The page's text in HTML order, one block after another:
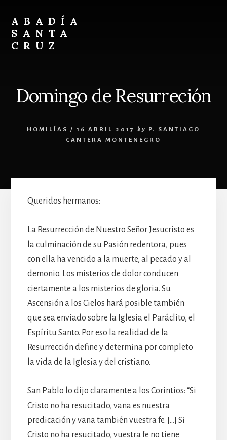
content
footer
ABADÍA
SANTA
CRUZ
Domingo de Resurreción
HOMILÍAS / 16 ABRIL 2017 by
P. SANTIAGO
CANTERA MONTENEGRO
Queridos hermanos:
La Resurrección de Nuestro Señor Jesucristo es
la culminación de su Pasión redentora, pues
con ella ha vencido a la muerte, al pecado y al
demonio. Los misterios de dolor conducen
ciertamente a los misterios de gloria. Su
Ascensión a los Cielos hará posible también
que sea enviado sobre la Iglesia el Paráclito, el
Espíritu Santo. Por eso la realidad de la
Resurrección define y determina por completo
la vida de la Iglesia y del cristiano.
San Pablo lo dijo claramente a los Corintios: “Si
Cristo no ha resucitado, vana es nuestra
predicación y vana también vuestra fe. […] Si
Cristo no ha resucitado, vuestra fe no tiene